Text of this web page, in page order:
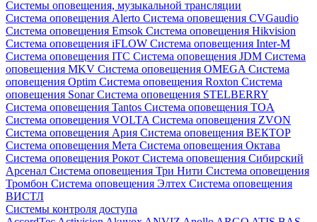
Системы оповещения, музыкальной трансляции
Система оповещения Alerto Система оповещения CVGaudio
Система оповещения Emsok Система оповещения Hikvision
Система оповещения iFLOW Система оповещения Inter-M
Система оповещения ITC Система оповещения JDM Система
оповещения MKV Система оповещения OMEGA Система
оповещения Optim Система оповещения Roxton Система
оповещения SonarСистема оповещения STELBERRY
Система оповещения Tantos Система оповещения TOA
Система оповещения VOLTA Система оповещения ZVON
Система оповещения Ария Система оповещения ВЕКТОР
Система оповещения Мета Система оповещения Октава
Система оповещения Рокот Система оповещения Сибирский
Арсенал Система оповещения Три Нити Система оповещения
Тромбон Система оповещения Элтех Система оповещения
ВИСТЛ
Системы контроля доступа